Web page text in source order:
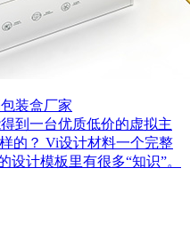
装盒厂家
到一台优质低价的虚拟主
的？ Vi设计材料一个完整
设计模板里有很多“知识”。